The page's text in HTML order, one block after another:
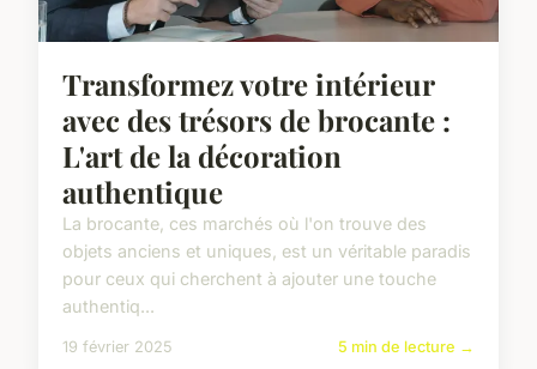
Transformez votre intérieur
avec des trésors de brocante :
L'art de la décoration
authentique
La brocante, ces marchés où l'on trouve des
objets anciens et uniques, est un véritable paradis
pour ceux qui cherchent à ajouter une touche
authentiq...
19 février 2025 5 min de lecture →